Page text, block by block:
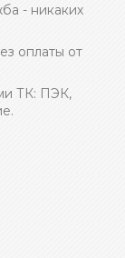
- никаких
оплаты от
ТК: ПЭК,